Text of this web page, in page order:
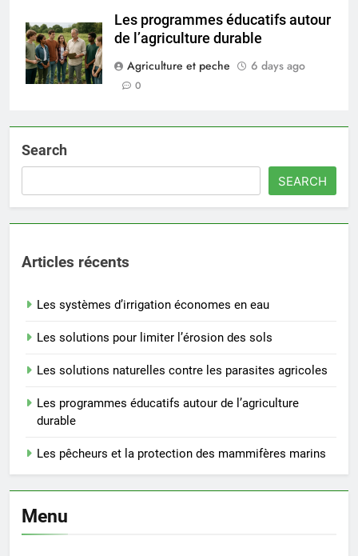
Les programmes éducatifs autour
de l’agriculture durable
Agriculture et peche
6 days ago
0
Search
SEARCH
Articles récents
Les systèmes d’irrigation économes en eau
Les solutions pour limiter l’érosion des sols
Les solutions naturelles contre les parasites agricoles
Les programmes éducatifs autour de l’agriculture
durable
Les pêcheurs et la protection des mammifères marins
Menu